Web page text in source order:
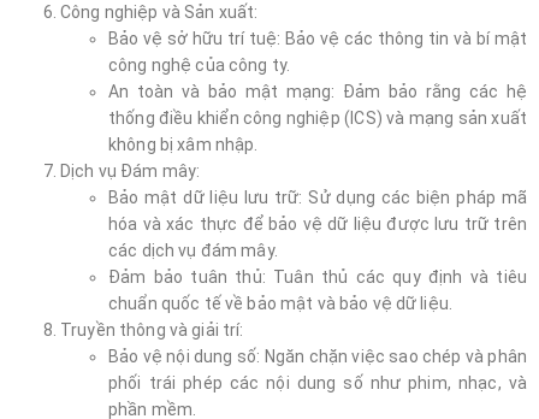
Công nghiệp và Sản xuất:
Bảo vệ sở hữu trí tuệ: Bảo vệ các thông tin và bí mật
công nghệ của công ty.
An toàn và bảo mật mạng: Đảm bảo rằng các hệ
thống điều khiển công nghiệp (ICS) và mạng sản xuất
không bị xâm nhập.
Dịch vụ Đám mây:
Bảo mật dữ liệu lưu trữ: Sử dụng các biện pháp mã
hóa và xác thực để bảo vệ dữ liệu được lưu trữ trên
các dịch vụ đám mây.
Đảm bảo tuân thủ: Tuân thủ các quy định và tiêu
chuẩn quốc tế về bảo mật và bảo vệ dữ liệu.
Truyền thông và giải trí:
Bảo vệ nội dung số: Ngăn chặn việc sao chép và phân
phối trái phép các nội dung số như phim, nhạc, và
phần mềm.